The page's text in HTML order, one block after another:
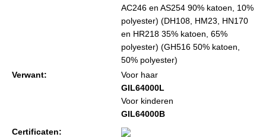
AC246 en AS254 90% katoen, 10%
polyester) (DH108, HM23, HN170
en HR218 35% katoen, 65%
polyester) (GH516 50% katoen,
50% polyester)
Verwant:
Voor haar
GIL64000L
Voor kinderen
GIL64000B
Certificaten: